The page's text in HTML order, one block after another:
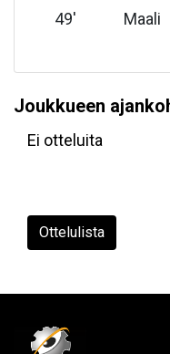
49' Maali
Joukkueen
Ei otteluita
Ottelulista